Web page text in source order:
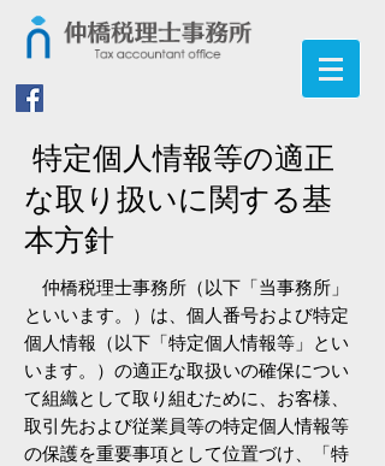
特定個人情報等の適正
な取り扱いに関する基
本方針
仲橋税理士事務所（以下「当事務所」
といいます。）は、個人番号および特定
個人情報（以下「特定個人情報等」とい
います。）の適正な取扱いの確保につい
て組織として取り組むために、お客様、
取引先および従業員等の特定個人情報等
の保護を重要事項として位置づけ、「特